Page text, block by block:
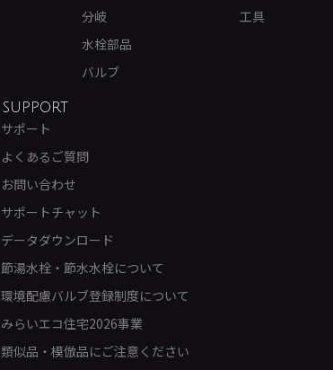
分岐
水栓部品
バルブ
工具
SUPPORT
サポート
よくあるご質問
お問い合わせ
サポートチャット
データダウンロード
節湯水栓・節水水栓について
環境配慮バルブ登録制度について
みらいエコ住宅2026事業
類似品・模倣品にご注意ください